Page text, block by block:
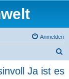
Anmelden
c
Ja ist es